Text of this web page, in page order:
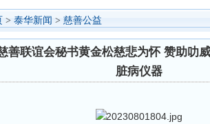
> 泰华新闻 > 慈善公益
善联谊会秘书黄金松慈悲为怀 赞助叻
脏病仪器